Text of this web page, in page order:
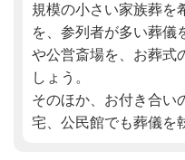
規模の小さい家族葬を
を、参列者が多い葬儀
や公営斎場を、お葬式
しょう。
そのほか、お付き合い
宅、公民館でも葬儀を